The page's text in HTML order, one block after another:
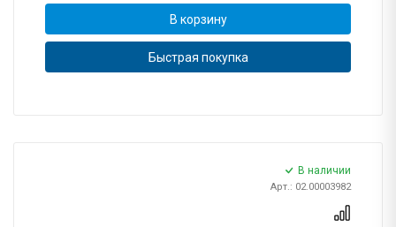
В корзину
Быстрая покупка
В наличии
Арт.: 02.00003982